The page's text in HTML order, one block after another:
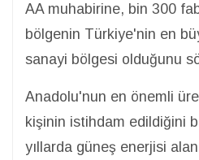
AA muhabirine, bin 300
bölgenin Türkiye'nin en
sanayi bölgesi olduğunu
Anadolu'nun en önemli
kişinin istihdam edildiğini
yıllarda güneş enerjisi